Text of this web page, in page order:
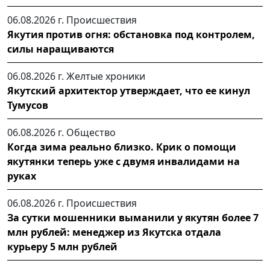
06.08.2026 г. Происшествия
Якутия против огня: обстановка под контролем,
силы наращиваются
06.08.2026 г. Желтые хроники
Якутский архитектор утверждает, что ее кинул
Тумусов
06.08.2026 г. Общество
Когда зима реально близко. Крик о помощи
якутянки теперь уже с двумя инвалидами на
руках
06.08.2026 г. Происшествия
За сутки мошенники выманили у якутян более 7
млн рублей: менеджер из Якутска отдала
курьеру 5 млн рублей